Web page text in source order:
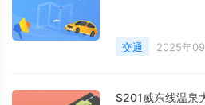
交通 2025年09
S201威东线温泉